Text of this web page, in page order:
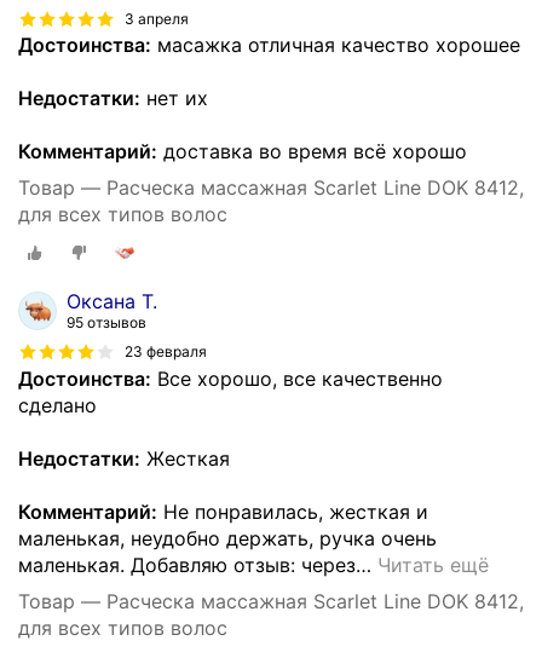
3 апреля
Достоинства: масажка отличная качество хорошее
Недостатки: нет их
Комментарий: доставка во время всё хорошо
Товар — Расческа массажная Scarlet Line DOK 8412,
для всех типов волос
Оксана Т.
95 отзывов
23 февраля
Достоинства: Все хорошо, все качественно
сделано
Недостатки: Жесткая
Комментарий: Не понравилась, жесткая и
маленькая, неудобно держать, ручка очень
маленькая. Добавляю отзыв: через… Читать ещё
Товар — Расческа массажная Scarlet Line DOK 8412,
для всех типов волос